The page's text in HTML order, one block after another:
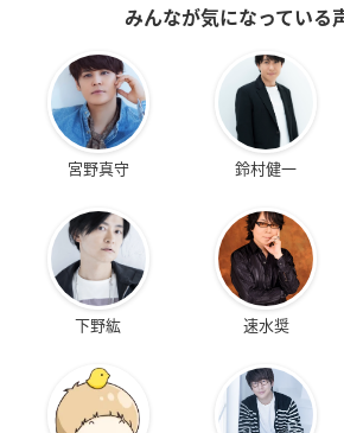
みんなが気になっている
宮野真守 鈴村健一
下野紘 速水奨